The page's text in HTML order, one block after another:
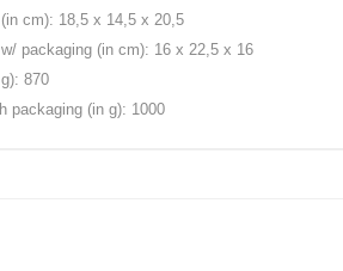
cm): 18,5 x 14,5 x 20,5
packaging (in cm): 16 x 22,5 x 16
870
packaging (in g): 1000